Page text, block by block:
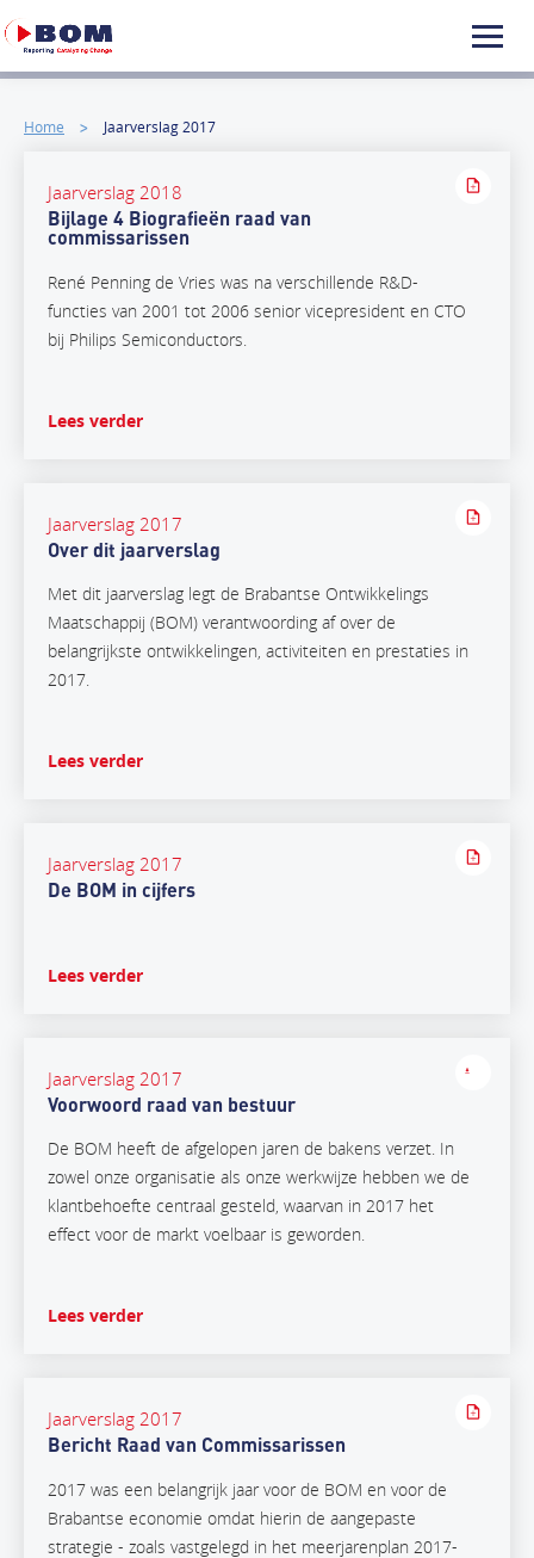
Home Jaarverslag 2017
Jaarverslag 2018
Bijlage 4 Biografieën raad van
commissarissen
René Penning de Vries was na verschillende R&D-
functies van 2001 tot 2006 senior vicepresident en CTO
bij Philips Semiconductors.
Lees verder
Jaarverslag 2017
Over dit jaarverslag
Met dit jaarverslag legt de Brabantse Ontwikkelings
Maatschappij (BOM) verantwoording af over de
belangrijkste ontwikkelingen, activiteiten en prestaties in
2017.
Lees verder
Jaarverslag 2017
De BOM in cijfers
Lees verder
Jaarverslag 2017
Voorwoord raad van bestuur
De BOM heeft de afgelopen jaren de bakens verzet. In
zowel onze organisatie als onze werkwijze hebben we de
klantbehoefte centraal gesteld, waarvan in 2017 het
effect voor de markt voelbaar is geworden.
Lees verder
Jaarverslag 2017
Bericht Raad van Commissarissen
2017 was een belangrijk jaar voor de BOM en voor de
Brabantse economie omdat hierin de aangepaste
strategie - zoals vastgelegd in het meerjarenplan 2017-